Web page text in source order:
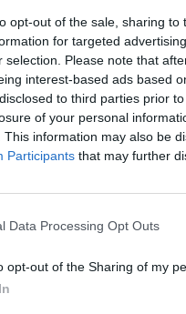
opt-out of the sale, sharing
for targeted
selection. Please note that
interest-based ads based
to third parties prior
of your personal
This information may also be
Participants that may further
Data Processing Opt Outs
opt-out of the Sharing of my
is: menjen a Beállítások >
a Háttérhangokat. Ezután
a funkciót.
> Audio &
másik hangot, és két
a háttérhangok tovább
szabályozza, hogy a
is megjelentek: a
hangszóró vagy
hogy a
kikapcsoljanak.